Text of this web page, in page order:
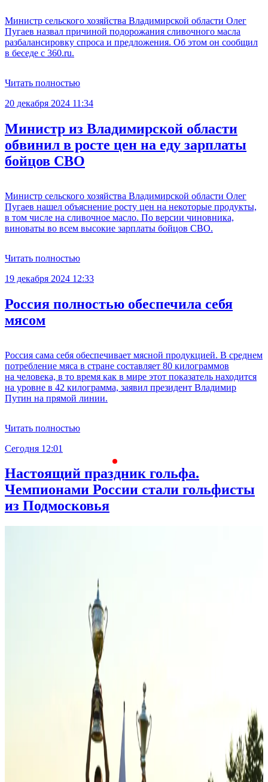
Министр сельского хозяйства Владимирской области Олег
Пугаев назвал причиной подорожания сливочного масла
разбалансировку спроса и предложения. Об этом он сообщил
в беседе с 360.ru.
Читать полностью
20 декабря 2024 11:34
Министр из Владимирской области
обвинил в росте цен на еду зарплаты
бойцов СВО
Министр сельского хозяйства Владимирской области Олег
Пугаев нашел объяснение росту цен на некоторые продукты,
в том числе на сливочное масло. По версии чиновника,
виноваты во всем высокие зарплаты бойцов СВО.
Читать полностью
19 декабря 2024 12:33
Россия полностью обеспечила себя
мясом
Россия сама себя обеспечивает мясной продукцией. В среднем
потребление мяса в стране составляет 80 килограммов
на человека, в то время как в мире этот показатель находится
на уровне в 42 килограмма, заявил президент Владимир
Путин на прямой линии.
Читать полностью
Сегодня 12:01
Настоящий праздник гольфа.
Чемпионами России стали гольфисты
из Подмосковья